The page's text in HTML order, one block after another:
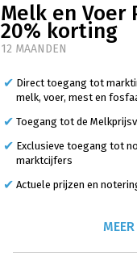
Melk en Voer
20% korting
12 MAANDEN
Direct toegang tot
melk, voer, mest en
Toegang tot de
Exclusieve toegang tot
marktcijfers
Actuele prijzen en